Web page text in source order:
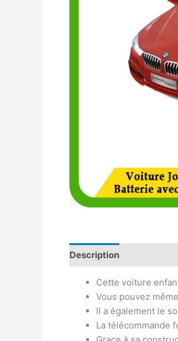
Description
Cette voiture
Vous pouvez
Il a également le
La télécommande